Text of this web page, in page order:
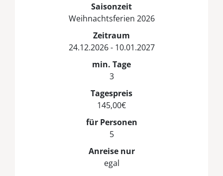
Saisonzeit
Weihnachtsferien 2026
Zeitraum
24.12.2026 - 10.01.2027
min. Tage
3
Tagespreis
145,00€
für Personen
5
Anreise nur
egal